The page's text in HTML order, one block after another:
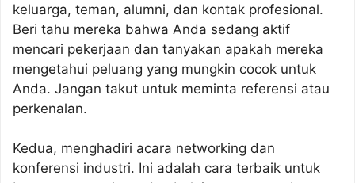
keluarga, teman, alumni, dan kontak profesional.
Beri tahu mereka bahwa Anda sedang aktif
mencari pekerjaan dan tanyakan apakah mereka
mengetahui peluang yang mungkin cocok untuk
Anda. Jangan takut untuk meminta referensi atau
perkenalan.
Kedua, menghadiri acara networking dan
konferensi industri. Ini adalah cara terbaik untuk